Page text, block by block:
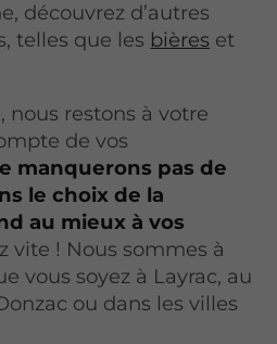
découvrez d’autres
telles que les bières et
nous restons à votre
de vos
manquerons pas de
le choix de la
au mieux à vos
vite ! Nous sommes à
vous soyez à Layrac, au
ou dans les villes